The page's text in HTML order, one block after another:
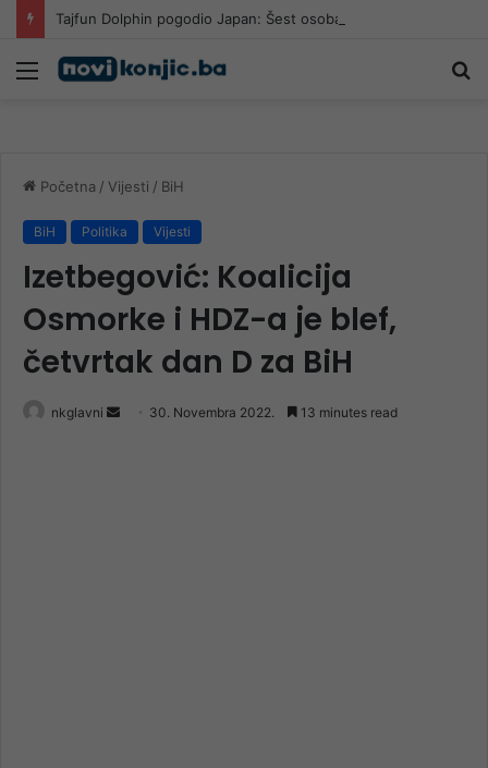
Meni
Početna / Vijesti / BiH
BiH Politika Vijesti
Izetbegović: Koalicija
Osmorke i HDZ-a je blef,
četvrtak dan D za BiH
nkglavni
Send 30. Novembra 2022. 13 minutes read